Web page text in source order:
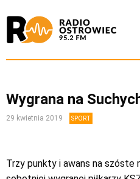
Wygrana na
29 kwietnia 2019 SPORT
Trzy punkty i awans na